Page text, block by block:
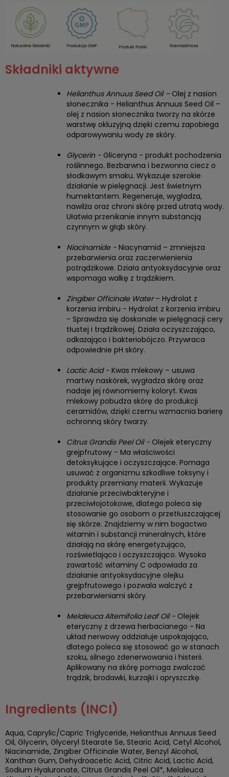
Składniki aktywne
Helianthus Annuus Seed Oil – Olej z nasion
słonecznika - Helianthus Annuus Seed Oil –
olej z nasion słonecznika tworzy na skórze
warstwę okluzyjną dzięki czemu zapobiega
odparowywaniu wody ze skóry.
Glycerin - Gliceryna - produkt pochodzenia
roślinnego. Bezbarwna i bezwonna ciecz o
słodkawym smaku. Wykazuje szerokie
działanie w pielęgnacji. Jest świetnym
humektantem. Regeneruje, wygładza,
nawilża oraz chroni skórę przed utratą wody.
Ułatwia przenikanie innym substancją
czynnym w głąb skóry.
Niacinamide - Niacynamid – zmniejsza
przebarwienia oraz zaczerwienienia
potrądzikowe. Działa antyoksydacyjnie oraz
wspomaga walkę z trądzikiem.
Zingiber Officinale Water– Hydrolat z
korzenia imbiru - Hydrolat z korzenia imbiru
- Sprawdza się doskonale w pielęgnacji cery
tłustej i trądzikowej. Działa oczyszczająco,
odkażająco i bakteriobójczo. Przywraca
odpowiednie pH skóry.
Lactic Acid - Kwas mlekowy – usuwa
martwy naskórek, wygładza skórę oraz
nadaje jej równomierny koloryt. Kwas
mlekowy pobudza skórę do produkcji
ceramidów, dzięki czemu wzmacnia barierę
ochronną skóry twarzy.
Citrus Grandis Peel Oil - Olejek eteryczny
grejpfrutowy - Ma właściwości
detoksykujące i oczyszczające. Pomaga
usuwać z organizmu szkodliwe toksyny i
produkty przemiany materii. Wykazuje
działanie przeciwbakteryjne i
przeciwłojotokowe, dlatego poleca się
stosowanie go osobom o przetłuszczającej
się skórze. Znajdziemy w nim bogactwo
witamin i substancji mineralnych, które
działają na skórę energetyzująco,
rozświetlająco i oczyszczająco. Wysoka
zawartość witaminy C odpowiada za
działanie antyoksydacyjne olejku
grejpfrutowego i pozwala walczyć z
przebarwieniami skóry.
Melaleuca Altemifolia Leaf Oil - Olejek
eteryczny z drzewa herbacianego - Na
układ nerwowy oddziałuje uspokajająco,
dlatego poleca się stosować go w stanach
szoku, silnego zdenerwowania i histerii.
Aplikowany na skórę pomaga zwalczać
trądzik, brodawki, kurzajki i opryszczkę.
Ingredients (INCI)
Aqua, Caprylic/Capric Triglyceride, Helianthus Annuus Seed
Oil, Glycerin, Glyceryl Stearate Se, Stearic Acid, Cetyl Alcohol,
Niacinamide, Zingiber Officinale Water, Benzyl Alcohol,
Xanthan Gum, Dehydroacetic Acid, Citric Acid, Lactic Acid,
Sodium Hyaluronate, Citrus Grandis Peel Oil*, Melaleuca